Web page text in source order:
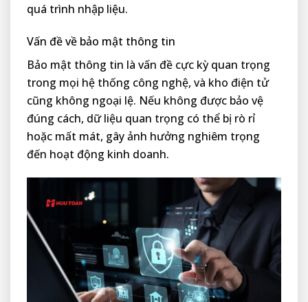
quá trình nhập liệu.
Vấn đề về bảo mật thông tin
Bảo mật thông tin là vấn đề cực kỳ quan trọng
trong mọi hệ thống công nghệ, và kho điện tử
cũng không ngoại lệ. Nếu không được bảo vệ
đúng cách, dữ liệu quan trọng có thể bị rò rỉ
hoặc mất mát, gây ảnh hưởng nghiêm trọng
đến hoạt động kinh doanh.